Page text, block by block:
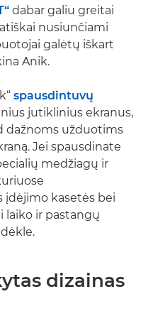
dabar galiu greitai
nusiunčiami
galėtų iškart
Anik.
spausdintuvų
jutiklinius ekranus,
dažnoms užduotims
Jei spausdinate
medžiagų ir
įdėjimo kasetės bei
laiko ir pastangų
dizainas